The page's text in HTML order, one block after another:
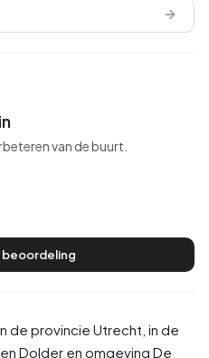
de provincie Utrecht , in de
Dolder en omgeving De
van de buurt.
beoordeling